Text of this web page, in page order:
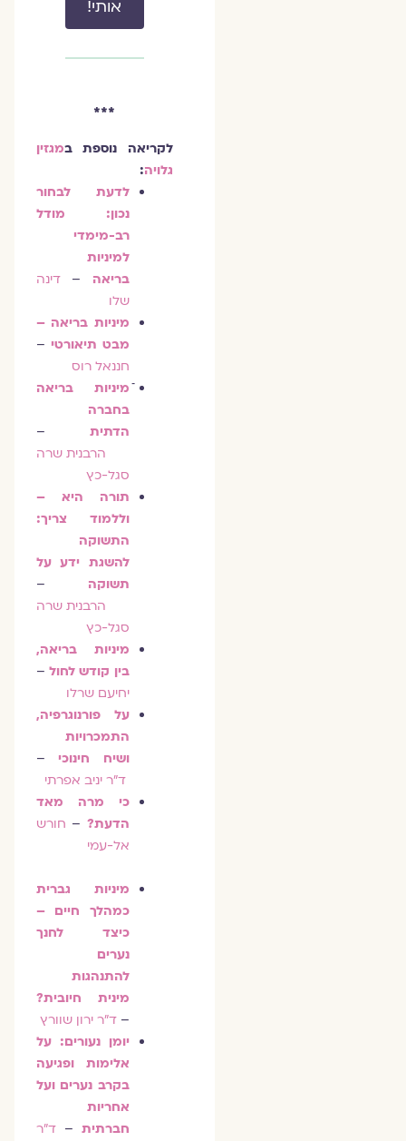
אותי!
***
לקריאה נוספת ב מגזין
גלויה:
לדעת לבחור
נכון: מודל
רב-מימדי
למיניות
בריאה–
דינה
שלו
מיניות בריאה –
מבט תיאורטי–
חננאל רוס
מיניות בריאה
בחברה
הדתית–
הרבנית שרה
סגל-כץ
תורה היא –
וללמוד צריך:
התשוקה
להשגת ידע על
תשוקה–
הרבנית שרה
סגל-כץ
מיניות בריאה,
בין קודש לחול–
יחיעם שרלו
על פורנוגרפיה,
התמכרויות
ושיח חינוכי–
ד״ר יניב אפרתי
כי מרה מאד
הדעת?–חורש
אל-עמי
מיניות גברית
כמהלך חיים –
כיצד לחנך
נערים
להתנהגות
מינית חיובית?
ד"ר ירון שוורץ
יומן נעורים: על
אלימות ופגיעה
בקרב נערים ועל
אחריות
חברתית–ד"ר